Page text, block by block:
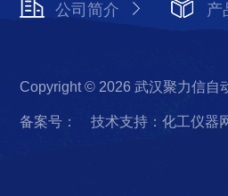
公司简介 产
Copyright © 2026 武汉聚力信自
备案号： 技术支持：化工仪器